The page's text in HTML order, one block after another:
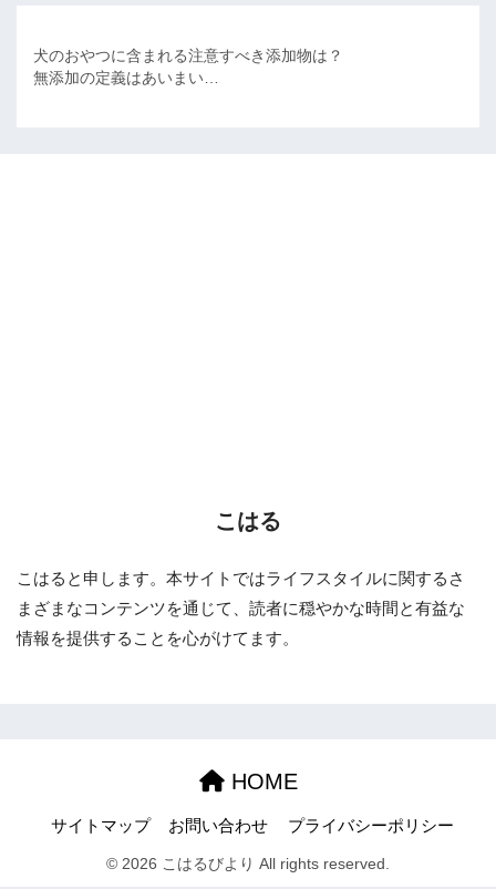
犬のおやつに含まれる注意すべき添加物は？
無添加の定義はあいまい…
こはる
こはると申します。本サイトではライフスタイルに関するさ
まざまなコンテンツを通じて、読者に穏やかな時間と有益な
情報を提供することを心がけてます。
HOME
サイトマップ お問い合わせ プライバシーポリシー
© 2026 こはるびより All rights reserved.